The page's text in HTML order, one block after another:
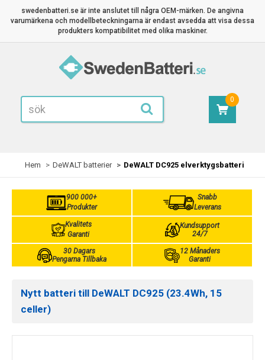
swedenbatteri.se är inte anslutet till några OEM-märken. De angivna
varumärkena och modellbeteckningarna är endast avsedda att visa dessa
produkters kompatibilitet med olika maskiner.
0
Hem DeWALT batterier DeWALT DC925 elverktygsbatteri
900 000+
Produkter
Snabb
Leverans
Kvalitets
Garanti
Kundsupport
24/7
30 Dagars
Pengarna Tillbaka
12 Månaders
Garanti
Nytt batteri till DeWALT DC925 (23.4Wh, 15
celler)